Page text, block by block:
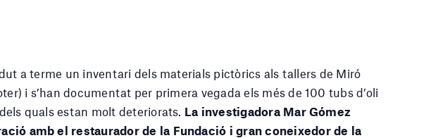
a terme un inventari dels materials pictòrics als tallers de Miró
i s’han documentat per primera vegada els més de 100 tubs d’oli
quals estan molt deteriorats. La investigadora Mar Gómez
amb el restaurador de la Fundació i gran coneixedor de la